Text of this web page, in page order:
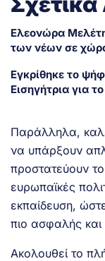
Ελεονώρα
των νέων σε
Εγκρίθηκε το
Εισηγήτρια για
Παράλληλα,
να υπάρξουν
προστατεύουν
ευρωπαϊκές
εκπαίδευση,
πιο ασφαλής και
Ακολουθεί το